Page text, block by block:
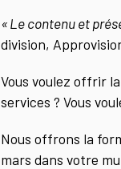
« Le contenu et
division,
Vous voulez offrir
services ? Vous
Nous offrons la
mars dans votre